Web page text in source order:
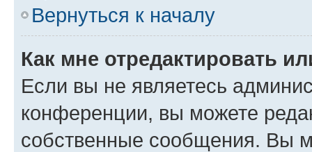
Вернуться к началу
Как мне отредактировать
Если вы не являетесь
конференции, вы можете
собственные сообщения. Вы